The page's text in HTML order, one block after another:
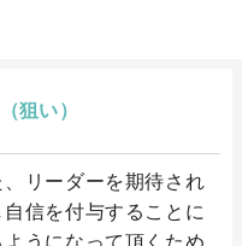
（狙い）
リーダーを期待され
信を付与することに
うになって頂くため